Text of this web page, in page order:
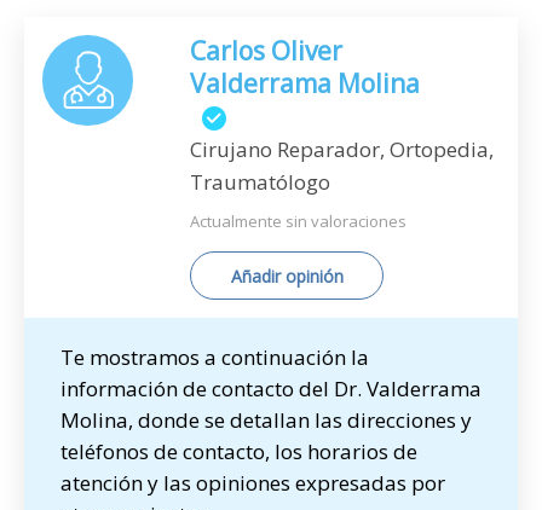
Carlos Oliver
Valderrama Molina
Cirujano Reparador, Ortopedia,
Traumatólogo
Actualmente sin valoraciones
Añadir opinión
Te mostramos a continuación la
información de contacto del Dr. Valderrama
Molina, donde se detallan las direcciones y
teléfonos de contacto, los horarios de
atención y las opiniones expresadas por